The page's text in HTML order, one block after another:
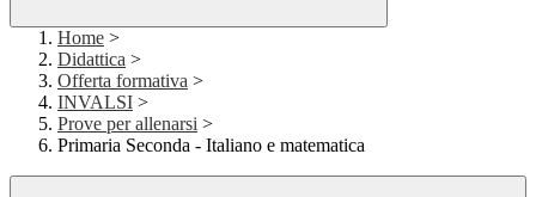
Home >
Didattica >
Offerta formativa >
INVALSI >
Prove per allenarsi >
Primaria Seconda - Italiano e matematica